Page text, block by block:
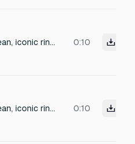
3-5s clean, iconic ringtone, single melodic notes, soft digital blips, gentle metallic tones, playful yet elegant, premium, loopable, globally appealing, subtle signature sound. 0:10
3-5s clean, iconic ringtone, single melodic notes, soft digital blips, gentle metallic tones, playful yet elegant, premium, loopable, globally appealing, subtle signature sound. 0:10